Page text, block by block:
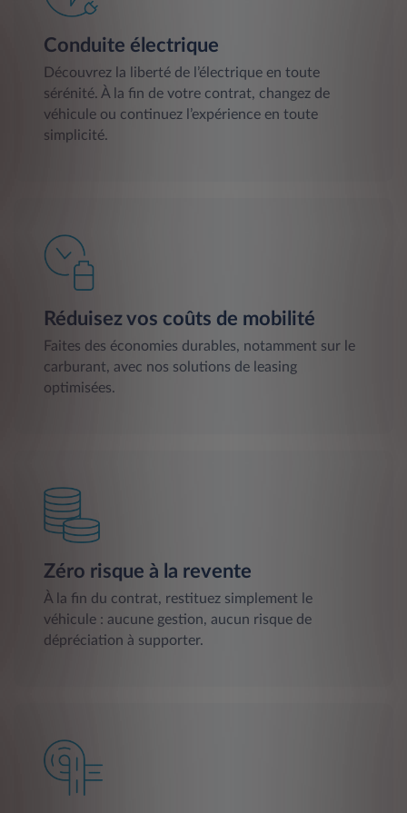
Conduite électrique
Découvrez la liberté de l’électrique en toute
sérénité. À la fin de votre contrat, changez de
véhicule ou continuez l’expérience en toute
simplicité.
Réduisez vos coûts de mobilité
Faites des économies durables, notamment sur le
carburant, avec nos solutions de leasing
optimisées.
Zéro risque à la revente
À la fin du contrat, restituez simplement le
véhicule : aucune gestion, aucun risque de
dépréciation à supporter.